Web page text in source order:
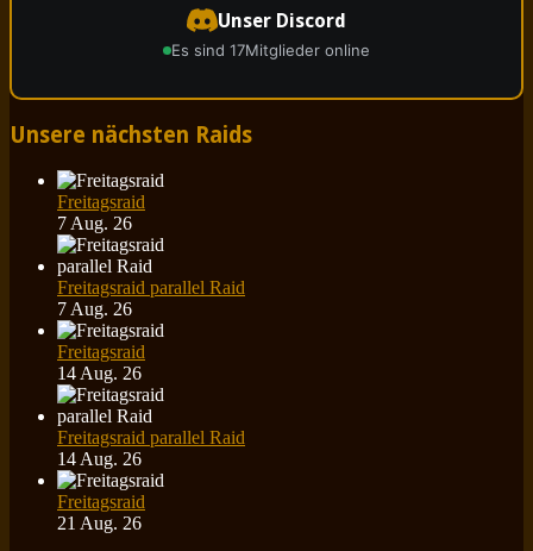
Unser Discord
Es sind 17Mitglieder online
Unsere nächsten Raids
Freitagsraid
7 Aug. 26
Freitagsraid parallel Raid
7 Aug. 26
Freitagsraid
14 Aug. 26
Freitagsraid parallel Raid
14 Aug. 26
Freitagsraid
21 Aug. 26